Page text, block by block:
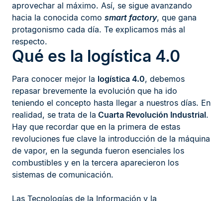
aprovechar al máximo. Así, se sigue avanzando
hacia la conocida como smart factory, que gana
protagonismo cada día. Te explicamos más al
respecto.
Qué es la logística 4.0
Para conocer mejor la logística 4.0, debemos
repasar brevemente la evolución que ha ido
teniendo el concepto hasta llegar a nuestros días. En
realidad, se trata de la Cuarta Revolución Industrial.
Hay que recordar que en la primera de estas
revoluciones fue clave la introducción de la máquina
de vapor, en la segunda fueron esenciales los
combustibles y en la tercera aparecieron los
sistemas de comunicación.
Las Tecnologías de la Información y la